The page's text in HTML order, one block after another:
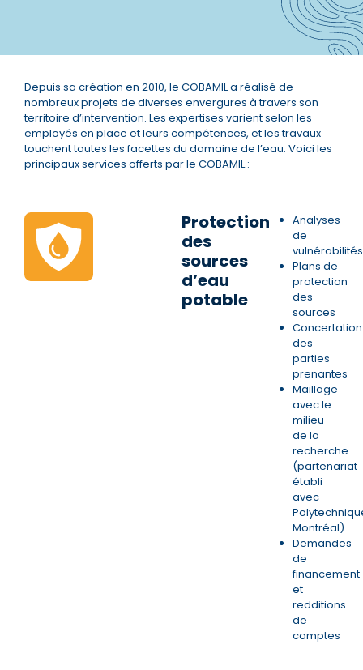
Depuis sa création en 2010, le COBAMIL a réalisé de
nombreux projets de diverses envergures à travers son
territoire d’intervention. Les expertises varient selon les
employés en place et leurs compétences, et les travaux
touchent toutes les facettes du domaine de l’eau. Voici les
principaux services offerts par le COBAMIL :
Protection
des
sources
d’eau
potable
Analyses
de
vulnérabilités
Plans de
protection
des
sources
Concertation
des
parties
prenantes
Maillage
avec le
milieu
de la
recherche
(partenariat
établi
avec
Montréal)
Demandes
de
financement
et
redditions
de
comptes